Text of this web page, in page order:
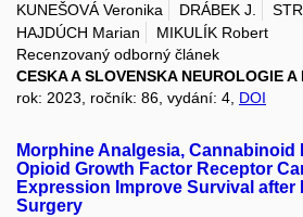
KUNEŠOVÁ Veronika
DRÁBEK J.
HAJDÚCH Marian
MIKULÍK Robert
Recenzovaný odborný článek
CESKA A SLOVENSKA NEUROLOGIE A
rok: 2023, ročník: 86, vydání: 4, DOI
Morphine Analgesia, Cannabinoid
Opioid Growth Factor Receptor
Expression Improve Survival after
Surgery